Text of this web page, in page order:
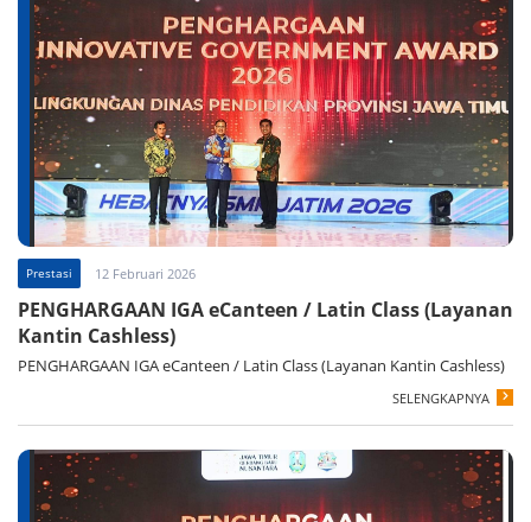
Prestasi 12 Februari 2026
PENGHARGAAN IGA eCanteen / Latin Class (Layanan
Kantin Cashless)
PENGHARGAAN IGA eCanteen / Latin Class (Layanan Kantin Cashless)
SELENGKAPNYA